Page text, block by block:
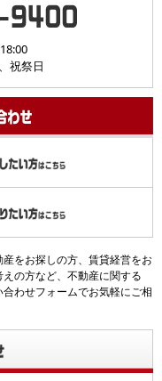
祝祭日
をお探しの方、賃貸経営をお
の方など、不動産に関する
わせフォームでお気軽にご相